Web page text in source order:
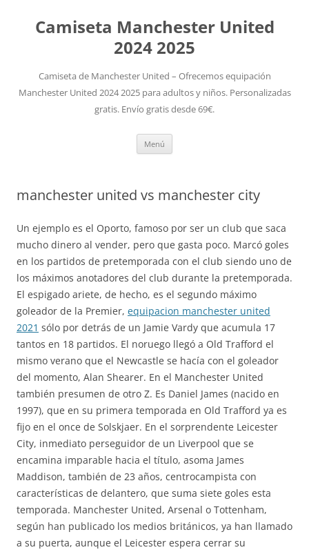
Camiseta Manchester United
2024 2025
Camiseta de Manchester United – Ofrecemos equipación
Manchester United 2024 2025 para adultos y niños. Personalizadas
gratis. Envío gratis desde 69€.
Menú
manchester united vs manchester city
Un ejemplo es el Oporto, famoso por ser un club que saca
mucho dinero al vender, pero que gasta poco. Marcó goles
en los partidos de pretemporada con el club siendo uno de
los máximos anotadores del club durante la pretemporada.
El espigado ariete, de hecho, es el segundo máximo
goleador de la Premier, equipacion manchester united
2021 sólo por detrás de un Jamie Vardy que acumula 17
tantos en 18 partidos. El noruego llegó a Old Trafford el
mismo verano que el Newcastle se hacía con el goleador
del momento, Alan Shearer. En el Manchester United
también presumen de otro Z. Es Daniel James (nacido en
1997), que en su primera temporada en Old Trafford ya es
fijo en el once de Solskjaer. En el sorprendente Leicester
City, inmediato perseguidor de un Liverpool que se
encamina imparable hacia el título, asoma James
Maddison, también de 23 años, centrocampista con
características de delantero, que suma siete goles esta
temporada. Manchester United, Arsenal o Tottenham,
según han publicado los medios británicos, ya han llamado
a su puerta, aunque el Leicester espera cerrar su